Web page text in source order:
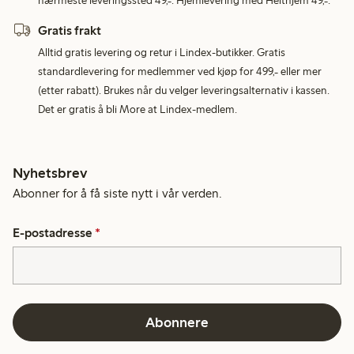
Gratis frakt
Alltid gratis levering og retur i Lindex-butikker. Gratis
standardlevering for medlemmer ved kjøp for 499,- eller mer
(etter rabatt). Brukes når du velger leveringsalternativ i kassen.
Det er gratis å bli More at Lindex-medlem.
Nyhetsbrev
Abonner for å få siste nytt i vår verden.
E-postadresse *
Abonnere